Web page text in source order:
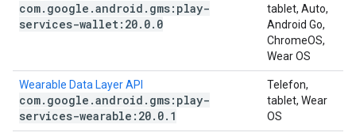
com. google .android . gms:play-
services-wallet:20. 0. 0
tablet, Auto,
Android Go,
ChromeOS,
Wear OS
Wearable Data Layer API
com. google .android . gms:play-
services-wearable:20. 0. 1
Telefon,
tablet, Wear
OS